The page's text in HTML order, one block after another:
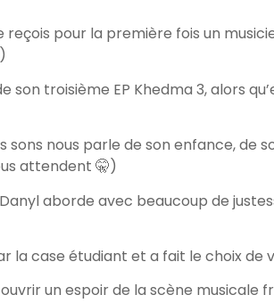
pour la première fois un
son troisième EP Khedma 3, alors
nous parle de son enfance, de
attendent 🤫)
aborde avec beaucoup de
la case étudiant et a fait le choix de
un espoir de la scène musicale